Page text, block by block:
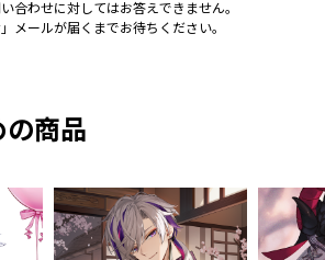
合わせに対してはお答えできません。
メールが届くまでお待ちください。
の商品